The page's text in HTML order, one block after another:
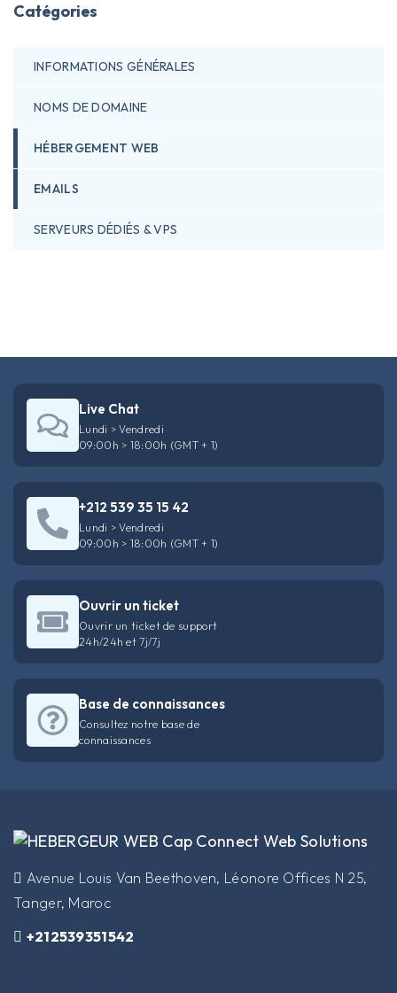
Catégories
INFORMATIONS GÉNÉRALES
NOMS DE DOMAINE
HÉBERGEMENT WEB
EMAILS
SERVEURS DÉDIÉS & VPS
Live Chat
Lundi > Vendredi
09:00h > 18:00h (GMT + 1)
+212 539 35 15 42
Lundi > Vendredi
09:00h > 18:00h (GMT + 1)
Ouvrir un ticket
Ouvrir un ticket de support
24h/24h et 7j/7j
Base de connaissances
Consultez notre base de
connaissances
​Avenue Louis Van Beethoven, Léonore Offices N 25,
Tanger, Maroc
+212539351542